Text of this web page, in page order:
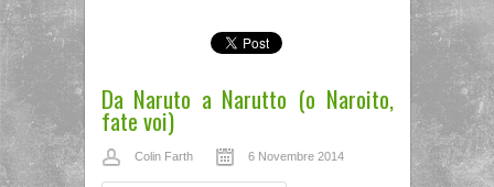
Da Naruto a Narutto (o Naroito,
fate voi)
Colin Farth 6 Novembre 2014